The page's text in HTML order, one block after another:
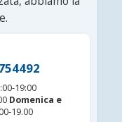
19:00
Domenica e
19.00